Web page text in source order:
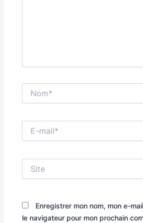
mail*
Enregistrer mon nom, mon e-
le navigateur pour mon prochain